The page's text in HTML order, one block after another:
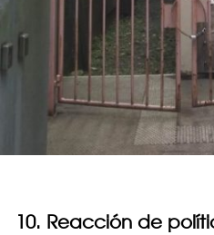
10. Reacción de